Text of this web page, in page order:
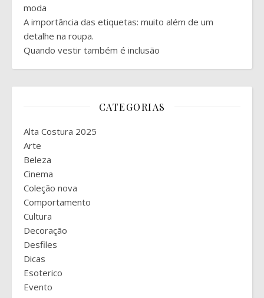
moda
A importância das etiquetas: muito além de um
detalhe na roupa.
Quando vestir também é inclusão
CATEGORIAS
Alta Costura 2025
Arte
Beleza
Cinema
Coleção nova
Comportamento
Cultura
Decoração
Desfiles
Dicas
Esoterico
Evento